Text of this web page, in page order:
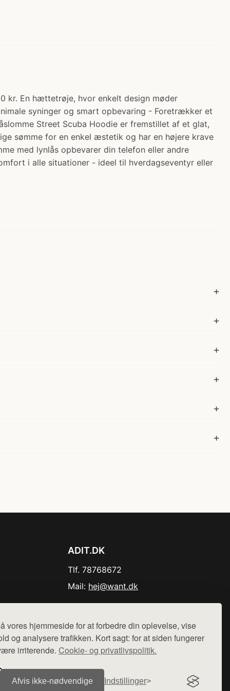
vores hjemmeside for at forbedre din oplevelse, vise
og analysere trafikken. Kort sagt: for at siden fungerer
irriterende. Cookie- og privatlivspolitik.
Afvis ikke‑nødvendige Indstillinger
kr. En hættetrøje, hvor enkelt design møder
syninger og smart opbevaring - Foretrækker et
Street Scuba Hoodie er fremstillet af et glat,
sømme for en enkel æstetik og har en højere krave
med lynlås opbevarer din telefon eller andre
i alle situationer - ideel til hverdagseventyr eller
ADIT.DK
Tlf. 78768672
Mail: hej@want.dk
sælges ikke varer fra denne side - vi henviser til de shops,